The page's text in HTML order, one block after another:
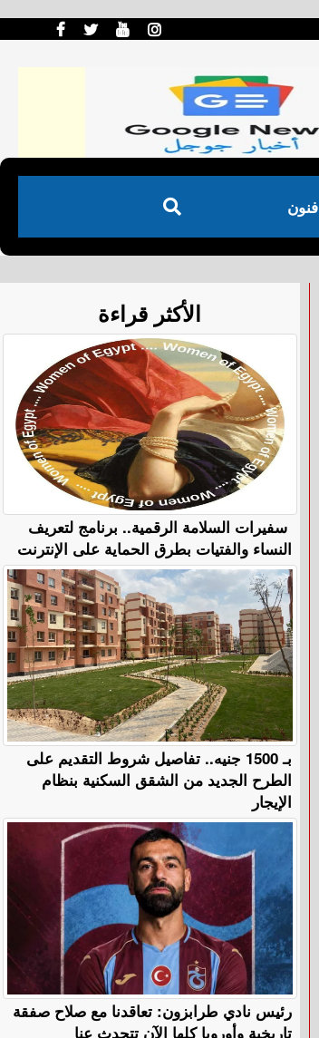
فنون
الأكثر قراءة
سفيرات السلامة الرقمية.. برنامج لتعريف
النساء والفتيات بطرق الحماية على الإنترنت
بـ 1500 جنيه.. تفاصيل شروط التقديم على
الطرح الجديد من الشقق السكنية بنظام
الإيجار
رئيس نادي طرابزون: تعاقدنا مع صلاح صفقة
تاريخية وأوروبا كلها الآن تتحدث عنا